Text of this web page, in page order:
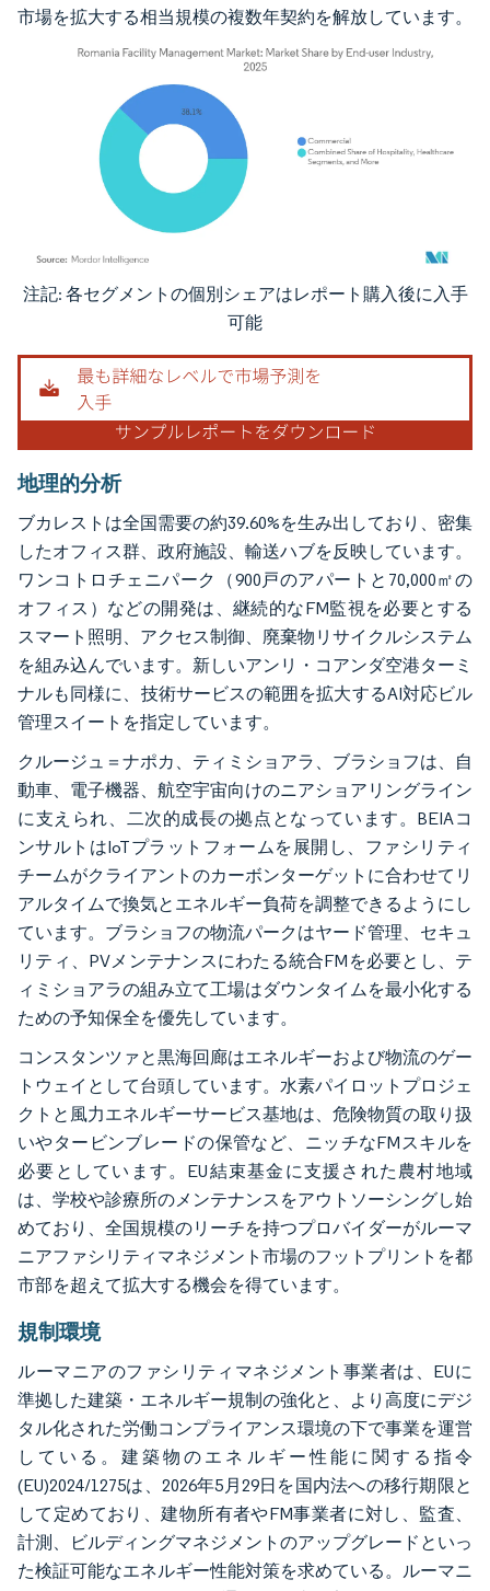
市場を拡大する相当規模の複数年契約を解放しています。
画像 © Mordor Intelligence。再利用にはCC BY 4.0の表示が必要です。
注記: 各セグメントの個別シェアはレポート購入後に入手
可能
地理的分析
ブカレストは全国需要の約39.60%を生み出しており、密集
したオフィス群、政府施設、輸送ハブを反映しています。
ワンコトロチェニパーク（900戸のアパートと70,000㎡の
オフィス）などの開発は、継続的なFM監視を必要とする
スマート照明、アクセス制御、廃棄物リサイクルシステム
を組み込んでいます。新しいアンリ・コアンダ空港ターミ
ナルも同様に、技術サービスの範囲を拡大するAI対応ビル
管理スイートを指定しています。
クルージュ＝ナポカ、ティミショアラ、ブラショフは、自
動車、電子機器、航空宇宙向けのニアショアリングライン
に支えられ、二次的成長の拠点となっています。BEIAコ
ンサルトはIoTプラットフォームを展開し、ファシリティ
チームがクライアントのカーボンターゲットに合わせてリ
アルタイムで換気とエネルギー負荷を調整できるようにし
ています。ブラショフの物流パークはヤード管理、セキュ
リティ、PVメンテナンスにわたる統合FMを必要とし、テ
ィミショアラの組み立て工場はダウンタイムを最小化する
ための予知保全を優先しています。
コンスタンツァと黒海回廊はエネルギーおよび物流のゲー
トウェイとして台頭しています。水素パイロットプロジェ
クトと風力エネルギーサービス基地は、危険物質の取り扱
いやタービンブレードの保管など、ニッチなFMスキルを
必要としています。EU結束基金に支援された農村地域
は、学校や診療所のメンテナンスをアウトソーシングし始
めており、全国規模のリーチを持つプロバイダーがルーマ
ニアファシリティマネジメント市場のフットプリントを都
市部を超えて拡大する機会を得ています。
規制環境
ルーマニアのファシリティマネジメント事業者は、EUに
準拠した建築・エネルギー規制の強化と、より高度にデジ
タル化された労働コンプライアンス環境の下で事業を運営
している。建築物のエネルギー性能に関する指令
(EU)2024/1275は、2026年5月29日を国内法への移行期限と
して定めており、建物所有者やFM事業者に対し、監査、
計測、ビルディングマネジメントのアップグレードといっ
た検証可能なエネルギー性能対策を求めている。ルーマニ